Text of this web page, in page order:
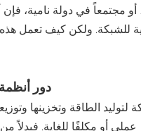
أو مجتمعاً في دولة نامية،
للشبكة. ولكن كيف تعمل
دور
الطاقة وتخزينها
أو مكلفًا للغاية. فبدلاً